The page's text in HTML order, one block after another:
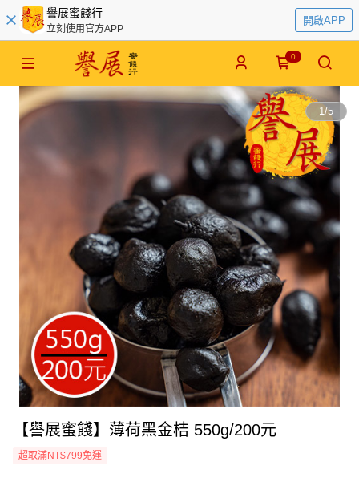
譽展蜜餞行
立刻使用官方APP
開啟APP
0
1/5
【譽展蜜餞】薄荷黑金桔 550g/200元
超取滿NT$799免運